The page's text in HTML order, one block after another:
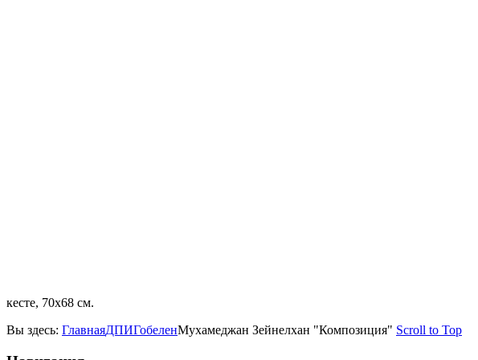
кесте, 70х68 см.
Вы здесь: ГлавнаяДПИГобеленМухамеджан Зейнелхан "Композиция" Scroll to Top